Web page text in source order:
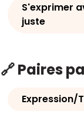
S'exprimer
juste
🔗 Paires
Expression/